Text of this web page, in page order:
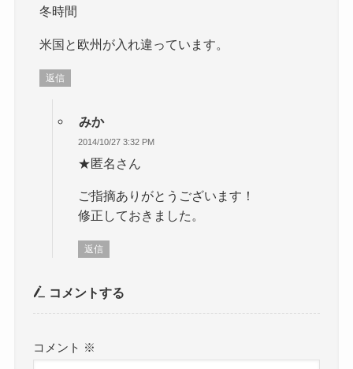
冬時間
米国と欧州が入れ違っています。
返信
みか
2014/10/27 3:32 PM
★匿名さん
ご指摘ありがとうございます！
修正しておきました。
返信
コメントする
コメント ※